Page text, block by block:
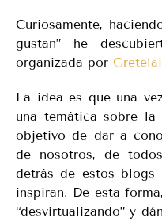
Curiosamente,
gustan” he
organizada por
La idea es que una
una temática sobre
objetivo de dar a
de nosotros, de
detrás de estos blogs
inspiran. De esta
“desvirtualizando” y